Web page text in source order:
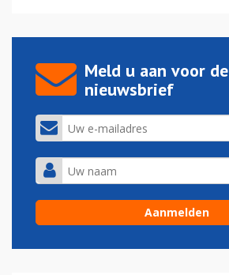
Meld u aan voor de
nieuwsbrief